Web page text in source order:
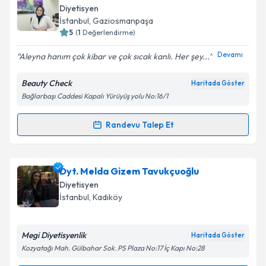
oluşturun. Size bu uzmandan randevu almanız için bir
takvim hazırlandığında e-posta ile bilgilendireceğiz.
Kişisel verilerimin işlenmesine ilişkin
Metni'ni okudum ve kişisel verilerimin belirtilen
kapsamda işlenmesini kabul ediyorum.
Diyetisyen
İstanbul, Gaziosmanpaşa
5 (1 Değerlendirme)
Aleyna hanım çok kibar ve çok sıcak kanlı. Her şey... Devamı
Beauty Check Haritada Göster
Bağlarbaşı Caddesi Kapalı Yürüyüş yolu No:16/1
Randevu Talep Et
Randevu Takvimi Talebi
Dyt. Aleyna Süzeniçin randevu takvimi talebi
oluşturun. Size bu uzmandan randevu almanız için bir
takvim hazırlandığında e-posta ile bilgilendireceğiz.
Dyt. Melda Gizem Tavukçuoğlu
Diyetisyen
İstanbul, Kadıköy
Megi Diyetisyenlik Haritada Göster
Kozyatağı Mah. Gülbahar Sok. PS Plaza No:17 İç Kapı No:28